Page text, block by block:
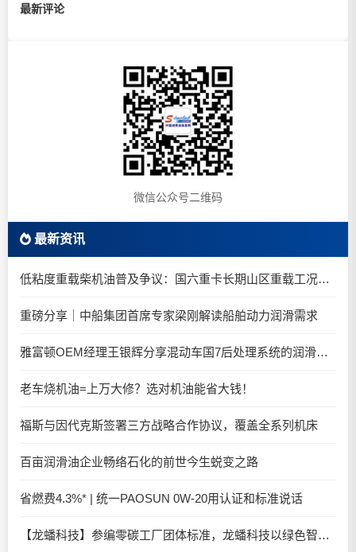
最新评论
微信公众号二维码
最新资讯
低粘度重载柴机油普及争议：国六重卡长期山区重载工况是否适合0W-20柴油机油？
重磅分享｜中船集团首席专家梁刚解读船舶动力润滑需求
雅富顿OEM经理王银辉分享混动车国7后处理系统的润滑油要求
老车烧机油=上万大修？选对机油能省大钱！
福斯与因代克斯签署三方战略合作协议，覆盖全系列机床
百亩润滑油企业畅络石化的前世今生蜕变之路
省燃费4.3%* | 统一PAOSUN 0W-20用认证和标准说话
【龙蟠科技】参编零碳工厂团体标准，龙蟠科技以绿色智造锚定零碳未来